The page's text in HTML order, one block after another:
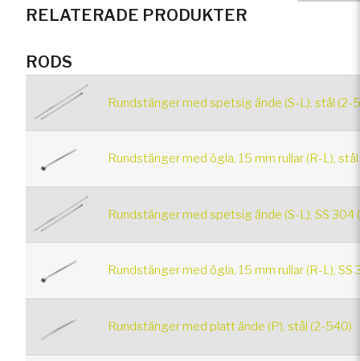
RELATERADE PRODUKTER
RODS
Rundstänger med spetsig ände (S-L), stål (2-
Rundstänger med ögla, 15 mm rullar (R-L),
Rundstänger med spetsig ände (S-L), SS 304
Rundstänger med ögla, 15 mm rullar (R-L), SS
Rundstänger med platt ände (P), stål (2-540)